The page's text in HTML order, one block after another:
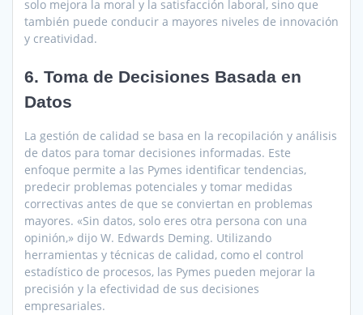
solo mejora la moral y la satisfacción laboral, sino que
también puede conducir a mayores niveles de innovación
y creatividad.
6. Toma de Decisiones Basada en
Datos
La gestión de calidad se basa en la recopilación y análisis
de datos para tomar decisiones informadas. Este
enfoque permite a las Pymes identificar tendencias,
predecir problemas potenciales y tomar medidas
correctivas antes de que se conviertan en problemas
mayores. «Sin datos, solo eres otra persona con una
opinión,» dijo W. Edwards Deming. Utilizando
herramientas y técnicas de calidad, como el control
estadístico de procesos, las Pymes pueden mejorar la
precisión y la efectividad de sus decisiones
empresariales.